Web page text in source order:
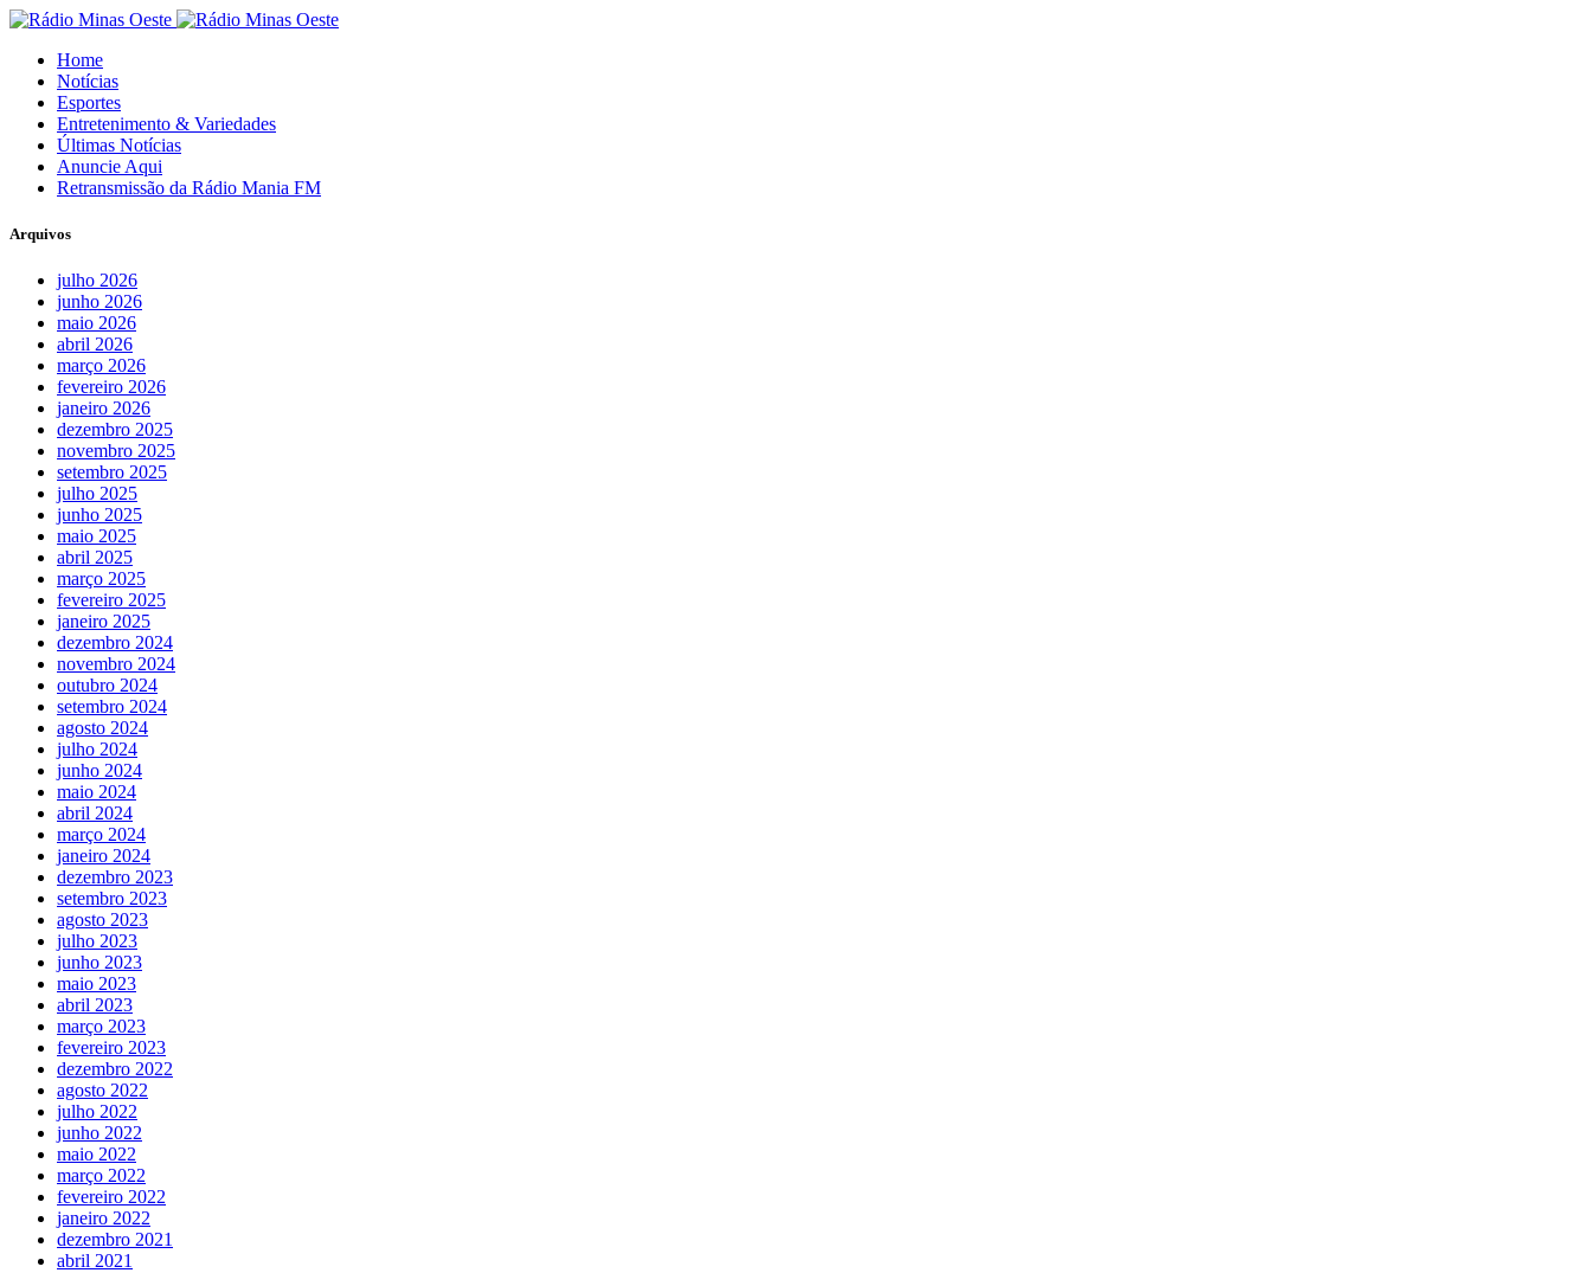
Home
Notícias
Esportes
Entretenimento & Variedades
Últimas Notícias
Anuncie Aqui
Retransmissão da Rádio Mania FM
Arquivos
julho 2026
junho 2026
maio 2026
abril 2026
março 2026
fevereiro 2026
janeiro 2026
dezembro 2025
novembro 2025
setembro 2025
julho 2025
junho 2025
maio 2025
abril 2025
março 2025
fevereiro 2025
janeiro 2025
dezembro 2024
novembro 2024
outubro 2024
setembro 2024
agosto 2024
julho 2024
junho 2024
maio 2024
abril 2024
março 2024
janeiro 2024
dezembro 2023
setembro 2023
agosto 2023
julho 2023
junho 2023
maio 2023
abril 2023
março 2023
fevereiro 2023
dezembro 2022
agosto 2022
julho 2022
junho 2022
maio 2022
março 2022
fevereiro 2022
janeiro 2022
dezembro 2021
abril 2021